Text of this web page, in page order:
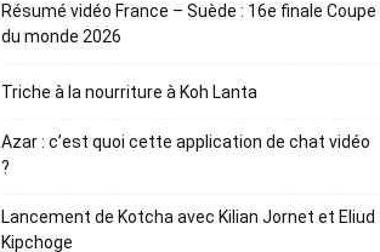
Résumé vidéo France – Suède : 16e finale Coupe
du monde 2026
Triche à la nourriture à Koh Lanta
Azar : c’est quoi cette application de chat vidéo
?
Lancement de Kotcha avec Kilian Jornet et Eliud
Kipchoge